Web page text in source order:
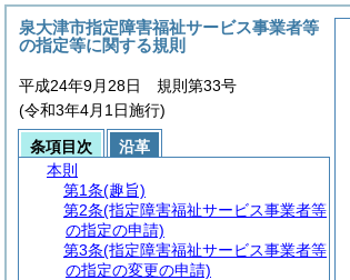
泉大津市指定障害福祉サービス事業者等
の指定等に関する規則
平成24年9月28日 規則第33号
(令和3年4月1日施行)
条項目次
沿革
本則
第1条(趣旨)
第2条(指定障害福祉サービス事業者等
の指定の申請)
第3条(指定障害福祉サービス事業者等
の指定の変更の申請)